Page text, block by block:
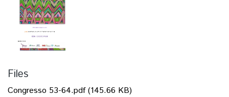
Files
Congresso 53-64.pdf(145.66 KB)